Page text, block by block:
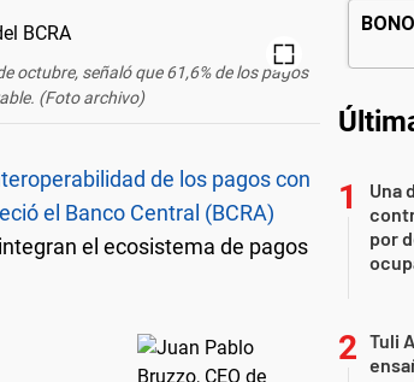
octubre, señaló que 61,6% de los pagos
(Foto archivo)
de los pagos con
el Banco Central (BCRA)
el ecosistema de pagos
Una
por
Tuli